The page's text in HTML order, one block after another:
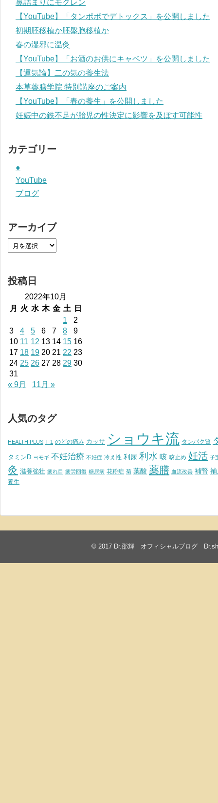
鼻詰まりにモクレン
【YouTube】「タンポポでデトックス」を公開しました
初期胚移植か胚盤胞移植か
春の湿邪に温灸
【YouTube】「お酒のお供にキャベツ」を公開しました
【運気論】二の気の養生法
本草薬膳学院 特別講座のご案内
【YouTube】「春の養生」を公開しました
妊娠中の鉄不足が胎児の性決定に影響を及ぼす可能性
カテゴリー
●
YouTube
ブログ
アーカイブ
投稿日
2022年10月
月
火 水 木 金 土
日
1
2
3
4 5 6 7 8
9
10 11 12 13 14 15 16
17 18 19 20 21 22 23
24 25 26 27 28 29 30
31
« 9月
11月 »
人気のタグ
HEALTH PLUS T-1 のどの痛み カッサ ショウキ流 タンパク質
タミンD ヨモギ 不妊治療 不妊症 冷え性 利尿 利水 咳 咳止め 妊活 子
灸 滋養強壮 疲れ目 疲労回復 糖尿病 花粉症 菊 葉酸 薬膳 血流改善 補腎
養生
© 2017 Dr.邵輝 オフィシャルブログ